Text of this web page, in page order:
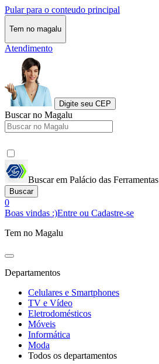
Pular para o conteudo principal
Tem no magalu
Atendimento
Digite seu CEP
Buscar no Magalu
Buscar em Palácio das Ferramentas
Buscar
0
Boas vindas :)Entre ou Cadastre-se
Tem no Magalu
Departamentos
Celulares e Smartphones
TV e Vídeo
Eletrodomésticos
Móveis
Informática
Moda
Todos os departamentos